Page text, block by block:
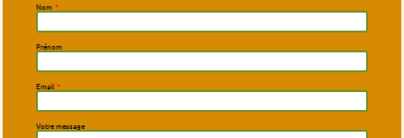
Nom *
Prénom
Email *
Votre message